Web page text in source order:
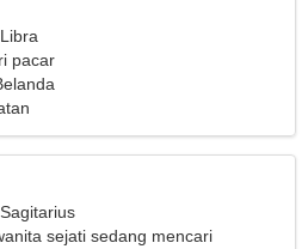
pacar
sejati sedang mencari